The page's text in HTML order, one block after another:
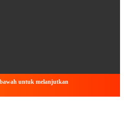
untuk melanjutkan